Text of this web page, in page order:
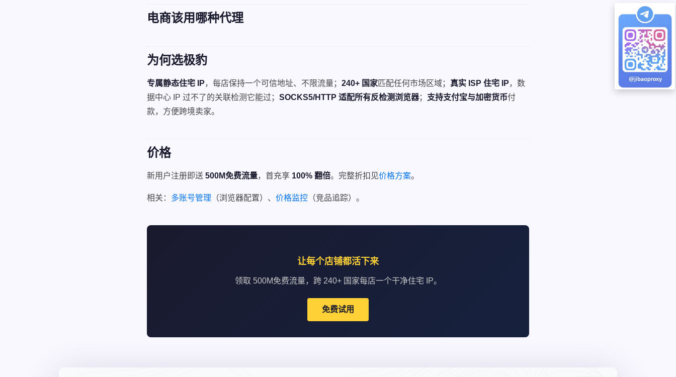
电商该用哪种代理
为何选极豹
专属静态住宅 IP，每店保持一个可信地址、不限流量； 240+ 国家匹配任何市场区域； 真实 ISP 住宅 IP，数
据中心 IP 过不了的关联检测它能过； SOCKS5/HTTP 适配所有反检测浏览器； 支持支付宝与加密货币付
款，方便跨境卖家。
价格
新用户注册即送 500M免费流量，首充享 100% 翻倍。完整折扣见价格方案。
相关： 多账号管理 （浏览器配置）、 价格监控 （竞品追踪）。
让每个店铺都活下来
领取 500M免费流量，跨 240+ 国家每店一个干净住宅 IP。
免费试用